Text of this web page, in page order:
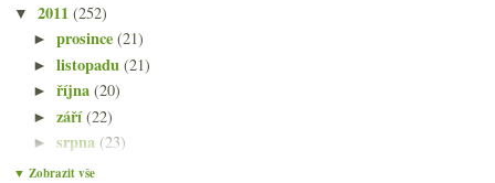
▼ 2011 (252)
►prosince(21)
►listopadu(21)
►října(20)
►září(22)
►srpna (23)
►července
▼ Zobrazit vše